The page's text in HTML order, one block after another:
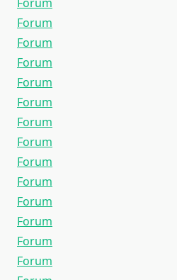
Forum
Forum
Forum
Forum
Forum
Forum
Forum
Forum
Forum
Forum
Forum
Forum
Forum